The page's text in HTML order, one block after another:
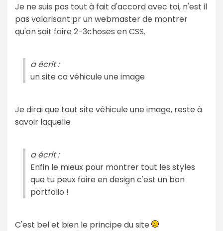
Je ne suis pas tout à fait d'accord avec toi, n'est il
pas valorisant pr un webmaster de montrer
qu'on sait faire 2-3choses en CSS.
a écrit :
un site ca véhicule une image
Je dirai que tout site véhicule une image, reste à
savoir laquelle
a écrit :
Enfin le mieux pour montrer tout les styles
que tu peux faire en design c'est un bon
portfolio !
C'est bel et bien le principe du site